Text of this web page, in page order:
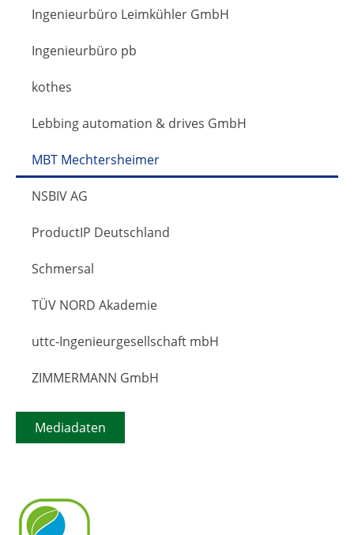
Ingenieurbüro Leimkühler GmbH
Ingenieurbüro pb
kothes
Lebbing automation & drives GmbH
MBT Mechtersheimer
NSBIV AG
ProductIP Deutschland
Schmersal
TÜV NORD Akademie
uttc-Ingenieurgesellschaft mbH
ZIMMERMANN GmbH
Mediadaten